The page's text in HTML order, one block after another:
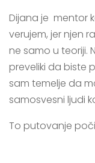
Dijana je mentor
verujem, jer njen
ne samo u teoriji.
preveliki da biste
sam temelje da
samosvesni ljudi
To putovanje